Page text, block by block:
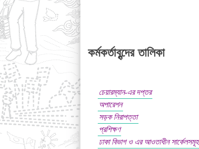
কর্মকর্তাবৃন্দের তালিকা
চেয়ারম্যান-এর দপ্তর
অপারেশন
সড়ক নিরাপত্তা
প্রশিক্ষণ
ঢাকা বিভাগ ও এর আওতাধীন সার্কেলসমূহ